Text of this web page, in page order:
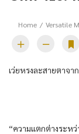
Home Versatile
เว่ยหรงละสายตาจา
“ความแตกต่างระห